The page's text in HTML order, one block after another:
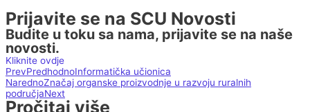
Prijavite se na SCU Novosti
Budite u toku sa nama, prijavite se na naše
novosti.
Kliknite ovdje
PrevPredhodnoInformatička učionica
NarednoZnačaj organske proizvodnje u razvoju ruralnih
područjaNext
Pročitaj više